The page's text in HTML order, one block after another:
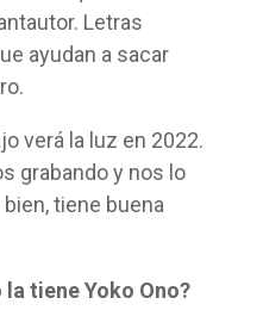
Letras
ayudan a sacar
verá la luz en 2022.
grabando y nos lo
tiene buena
tiene Yoko Ono?